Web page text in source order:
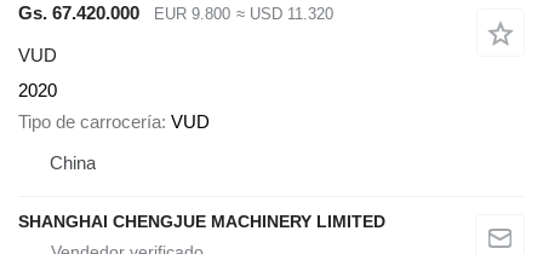
Gs. 67.420.000 EUR 9.800 ≈ USD 11.320
VUD
2020
Tipo de carrocería VUD
China
SHANGHAI CHENGJUE MACHINERY LIMITED